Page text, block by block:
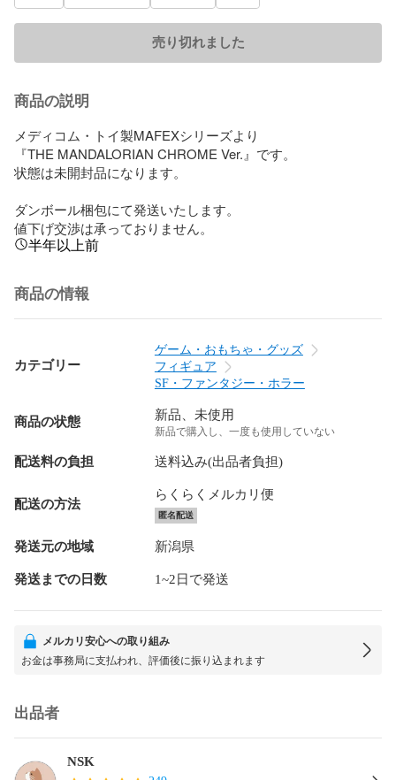
売り切れました
商品の説明
メディコム・トイ製MAFEXシリーズより
『THE MANDALORIAN CHROME Ver.』です。
状態は未開封品になります。
ダンボール梱包にて発送いたします。
値下げ交渉は承っておりません。
半年以上前
商品の情報
カテゴリー
ゲーム・おもちゃ・グッズ
フィギュア
SF・ファンタジー・ホラー
商品の状態 新品、未使用
新品で購入し、一度も使用していない
配送料の負担 送料込み(出品者負担)
配送の方法
らくらくメルカリ便
匿名配送
発送元の地域 新潟県
発送までの日数 1~2日で発送
メルカリ安心への取り組み
お金は事務局に支払われ、評価後に振り込まれます
出品者
NSK